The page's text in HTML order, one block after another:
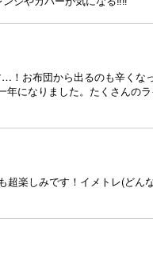
！お布団から出るのも辛くな
になりました。たくさんの
楽しみです！イメトレ(どん